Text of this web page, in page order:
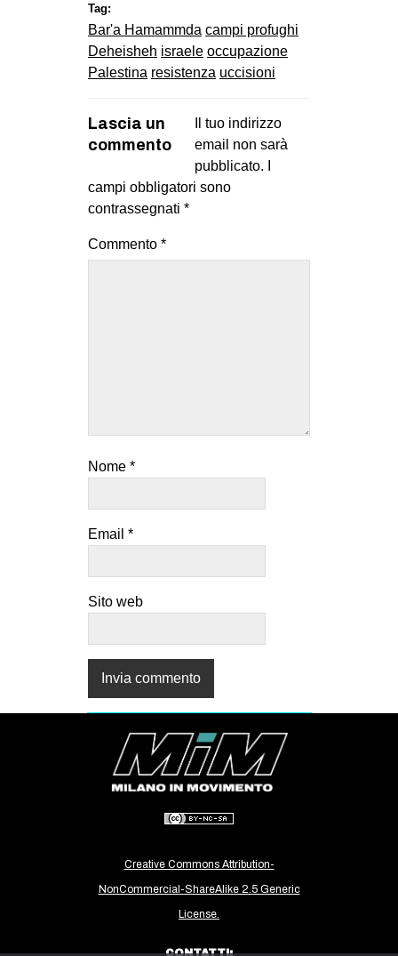
Tag:
Bar'a Hamammda campi profughi
Deheisheh israele occupazione
Palestina resistenza uccisioni
Lascia un
commento
Il tuo indirizzo
email non sarà
pubblicato.
campi obbligatori sono
contrassegnati *
Commento *
Nome *
Email *
Sito web
Creative Commons Attribution-
NonCommercial-ShareAlike 2.5 Generic
License.
CONTATTI: